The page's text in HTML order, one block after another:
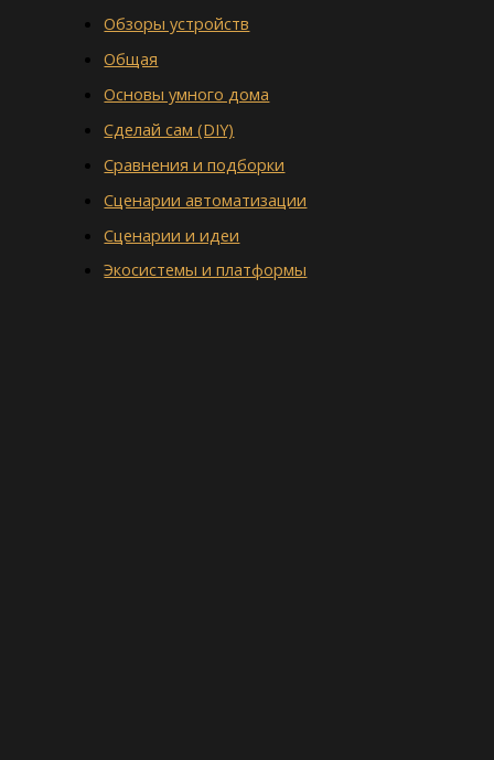
Обзоры устройств
Общая
Основы умного дома
Сделай сам (DIY)
Сравнения и подборки
Сценарии автоматизации
Сценарии и идеи
Экосистемы и платформы